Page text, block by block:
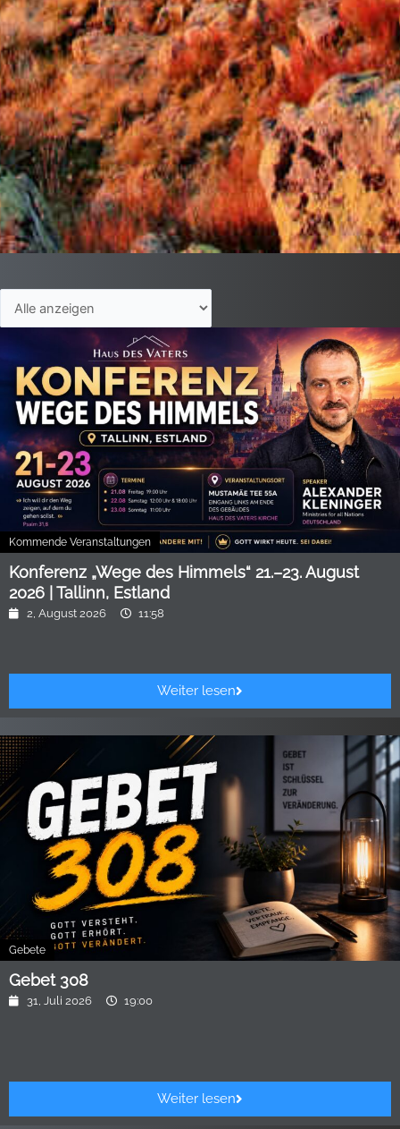
Kommende Veranstaltungen
Konferenz „Wege des Himmels“ 21.–23. August
2026 | Tallinn, Estland
2, August 2026 11:58
Weiter lesen
Gebete
Gebet 308
31, Juli 2026 19:00
Weiter lesen